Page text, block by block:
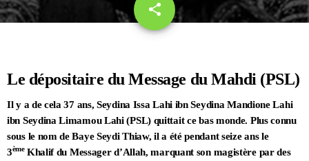
share
email
Le dépositaire du Message du Mahdi (PSL)
Il y a de cela 37 ans, Seydina Issa Lahi ibn Seydina Mandione Lahi
ibn Seydina Limamou Lahi (PSL) quittait ce bas monde. Plus connu
sous le nom de Baye Seydi Thiaw, il a été pendant seize ans le
3ème Khalif du Messager d’Allah, marquant son magistère par des